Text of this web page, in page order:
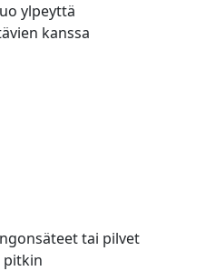
ylpeyttä
kanssa
tai pilvet
pitkin